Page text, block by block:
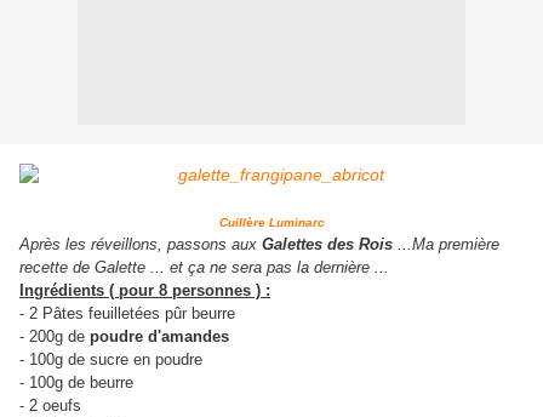
Cuillère Luminarc
Après les réveillons, passons aux Galettes des Rois ...Ma première
recette de Galette ... et ça ne sera pas la dernière ...
Ingrédients ( pour 8 personnes ) :
- 2 Pâtes feuilletées pûr beurre
- 200g de poudre d'amandes
- 100g de sucre en poudre
- 100g de beurre
- 2 oeufs